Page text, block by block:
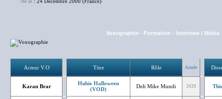
Voxographie - Formation - Interview / Média
Acteur V.O Titre Rôle Année
Karan Brar
Hubie Halloween
(VOD)
Deli Mike Mundi 2020